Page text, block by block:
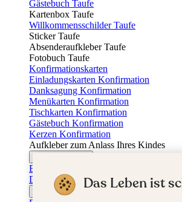
Gästebuch Taufe
Kartenbox Taufe
Willkommensschilder Taufe
Sticker Taufe
Absenderaufkleber Taufe
Fotobuch Taufe
Konfirmationskarten
Einladungskarten Konfirmation
Danksagung Konfirmation
Menükarten Konfirmation
Tischkarten Konfirmation
Gästebuch Konfirmation
Kerzen Konfirmation
Aufkleber zum Anlass Ihres Kindes
Einladungskarten Firmung
Dankeskarten Firmung
JugendweihekartenDas Leben ist